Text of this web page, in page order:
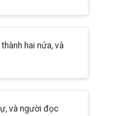
hai nửa, và
và người đọc